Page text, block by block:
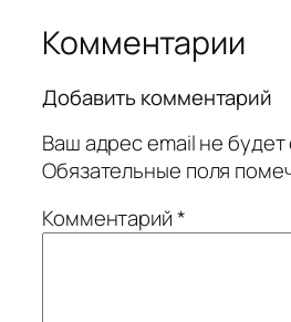
Комментарии
Добавить комментарий
Ваш адрес email не будет
Обязательные поля
Комментарий*